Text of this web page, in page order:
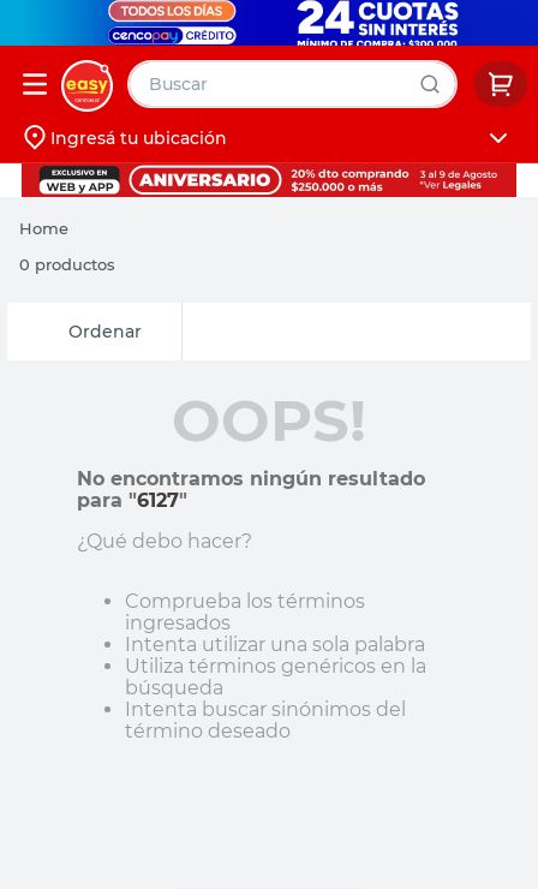
Buscar
Iniciá sesión
Ingresá tu ubicación
Home
0 productos
Relevancia
OOPS!
No encontramos ningún resultado
para "6127"
¿Qué debo hacer?
Comprueba los términos
ingresados
Intenta utilizar una sola palabra
Utiliza términos genéricos en la
búsqueda
Intenta buscar sinónimos del
término deseado
muebles
pintura
escritorio
placard